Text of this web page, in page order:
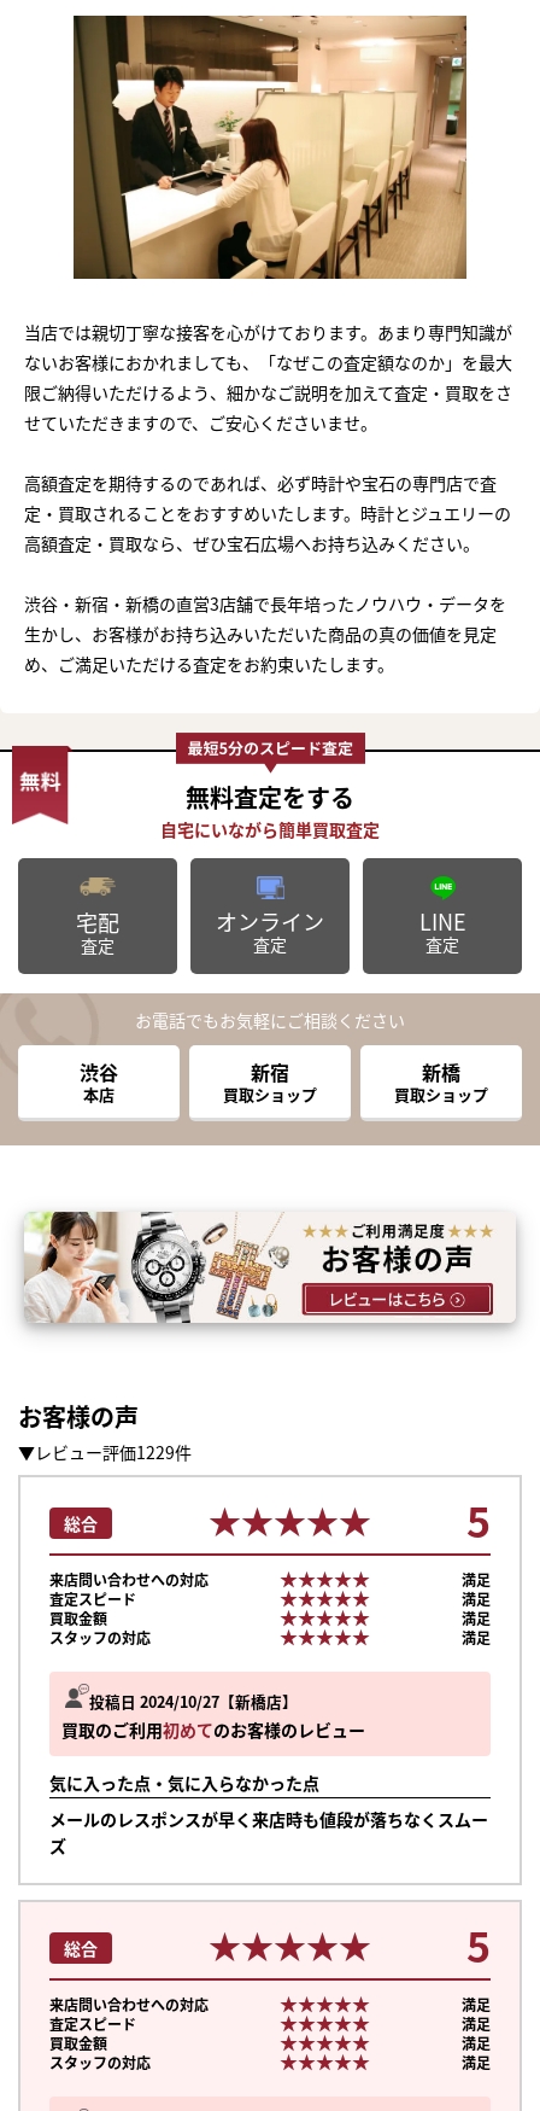
当店では親切丁寧な接客を心がけております。あまり専門知識が
ないお客様におかれましても、「なぜこの査定額なのか」を最大
限ご納得いただけるよう、細かなご説明を加えて査定・買取をさ
せていただきますので、ご安心くださいませ。
高額査定を期待するのであれば、必ず時計や宝石の専門店で査
定・買取されることをおすすめいたします。時計とジュエリーの
高額査定・買取なら、ぜひ宝石広場へお持ち込みください。
渋谷・新宿・新橋の直営3店舗で長年培ったノウハウ・データを
生かし、お客様がお持ち込みいただいた商品の真の価値を見定
め、ご満足いただける査定をお約束いたします。
無料査定をする
宅配
査定
オンライン
査定
LINE
査定
お電話でもお気軽にご相談ください
渋谷
本店
新宿
買取ショップ
新橋
買取ショップ
お客様の声
▼レビュー評価1229件
投稿日 2024/10/27 新橋店
買取のご利用初めてのお客様のレビュー
気に入った点・気に入らなかった点
メールのレスポンスが早く来店時も値段が落ちなくスムー
ズ
総合 ★★★★★
★★★★★ 5
来店問い合わせへの対応 ★★★★★
★★★★★
満足
査定スピード
★★★★★
★★★★★
満足
買取金額
★★★★★
★★★★★
満足
スタッフの対応
★★★★★
★★★★★ 満足
総合 ★★★★★
★★★★★ 5
来店問い合わせへの対応 ★★★★★
★★★★★
満足
査定スピード
★★★★★
★★★★★
満足
買取金額
★★★★★
★★★★★
満足
スタッフの対応
★★★★★
★★★★★ 満足
まずは
かんたん30秒でお試し査定